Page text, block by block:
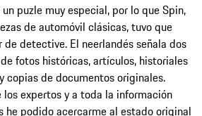
puzle muy especial, por lo que Spin,
de automóvil clásicas, tuvo que
detective. El neerlandés señala dos
fotos históricas, artículos, historiales
copias de documentos originales.
los expertos y a toda la información
he podido acercarme al estado original